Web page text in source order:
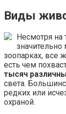
Виды
Несмотря на
зоопарках, все
есть чем
тысяч
света.
редких или
охраной.